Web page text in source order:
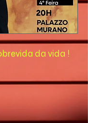
da vida !